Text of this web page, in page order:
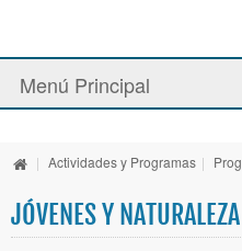
Menú Principal
La Caja Blanca
| Actividades y Programas |
JÓVENES Y NATURALEZA